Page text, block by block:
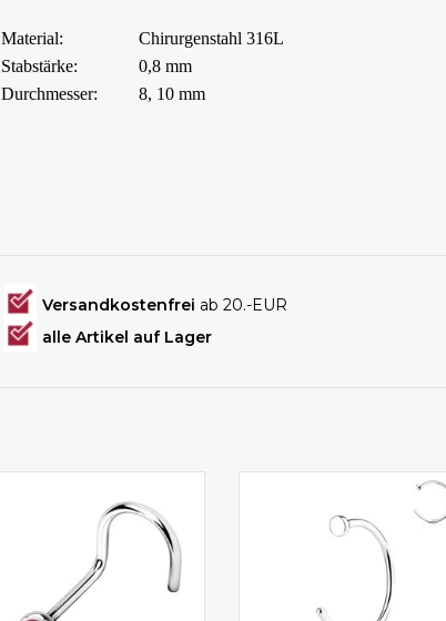
Material:
Chirurgenstahl 316L
Stabstärke:
0,8 mm
Durchmesser:
8, 10 mm
Versandkostenfrei ab 20.-EUR
alle Artikel auf Lager
Stecker
in 8 mm und 10 mm